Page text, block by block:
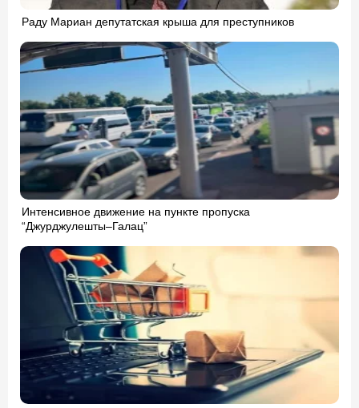
Раду Мариан депутатская крыша для преступников
Интенсивное движение на пункте пропуска
“Джурджулешты–Галац”